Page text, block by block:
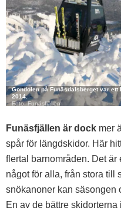
Gondolen på Funäsdalsberget var
2014.
Foto: Funäsfjällen
Funäsfjällen är dock mer
spår för längdskidor. Här
flertal barnområden. Det är
något för alla, från stora till
snökanoner kan säsongen
En av de bättre